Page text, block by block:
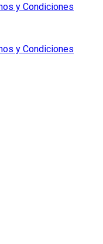
y Condiciones
y Condiciones